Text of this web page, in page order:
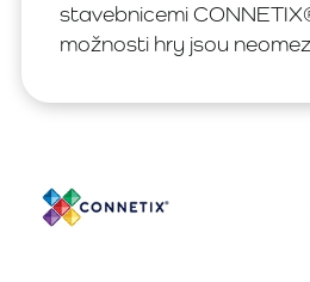
stavebnicemi
možnosti hry jsou